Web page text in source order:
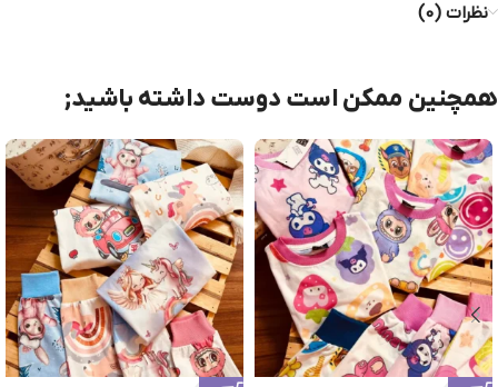
نظرات (0)
همچنین ممکن است دوست داشته باشید;